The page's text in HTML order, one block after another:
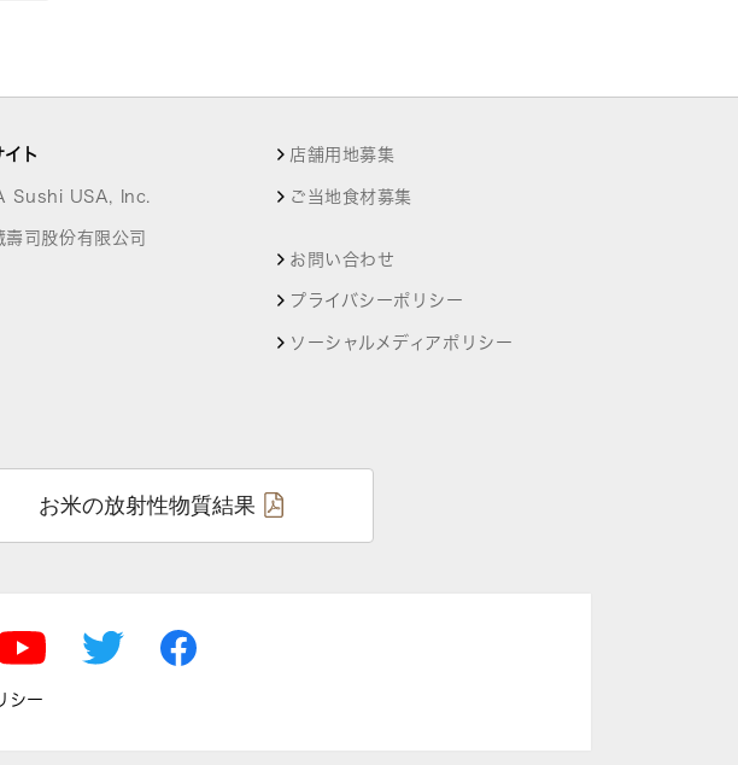
ト
Sushi USA, Inc.
壽司股份有限公司
店舗用地募集
ご当地食材募集
お問い合わせ
プライバシーポリシー
ソーシャルメディアポリシー
お米の放射性物質結果
シー